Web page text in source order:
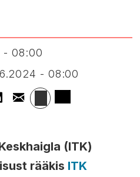
- 08:00
- 08:00
(ITK)
rääkis ITK